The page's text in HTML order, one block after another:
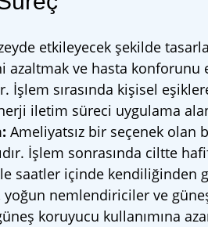
etkileyecek şekilde
azaltmak ve hasta konforunu
sırasında kişisel
iletim süreci uygulama
Ameliyatsız bir seçenek olan
İşlem sonrasında ciltte hafif
saatler içinde kendiliğinden
nemlendiriciler ve
koruyucu kullanımına